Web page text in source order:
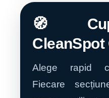
🧭
CleanSpot
Alege rapid
Fiecare